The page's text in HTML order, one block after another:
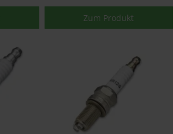
Zum Produkt